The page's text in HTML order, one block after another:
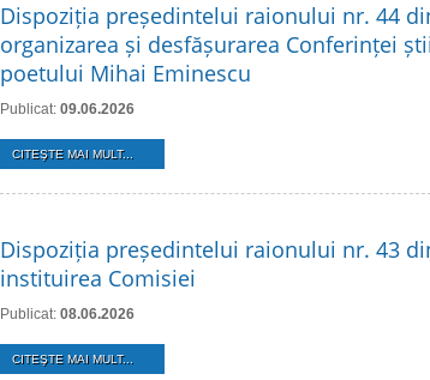
Dispoziția președintelui raionului nr. 44
organizarea și desfășurarea Conferinței
poetului Mihai Eminescu
Publicat: 09.06.2026
CITEŞTE MAI MULT...
Dispoziția președintelui raionului nr. 43
instituirea Comisiei
Publicat: 08.06.2026
CITEŞTE MAI MULT...